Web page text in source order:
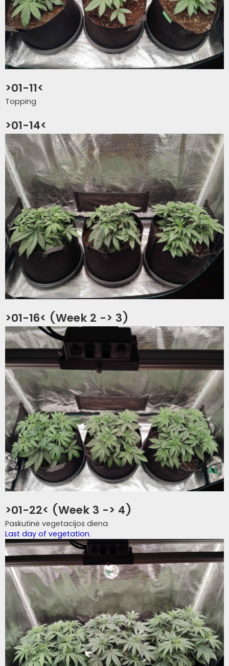
>01-11<
Topping
>01-14<
>01-16< (Week 2 -> 3)
>01-22< (Week 3 -> 4)
Paskutinė vegetacijos diena.
Last day of vegetation.